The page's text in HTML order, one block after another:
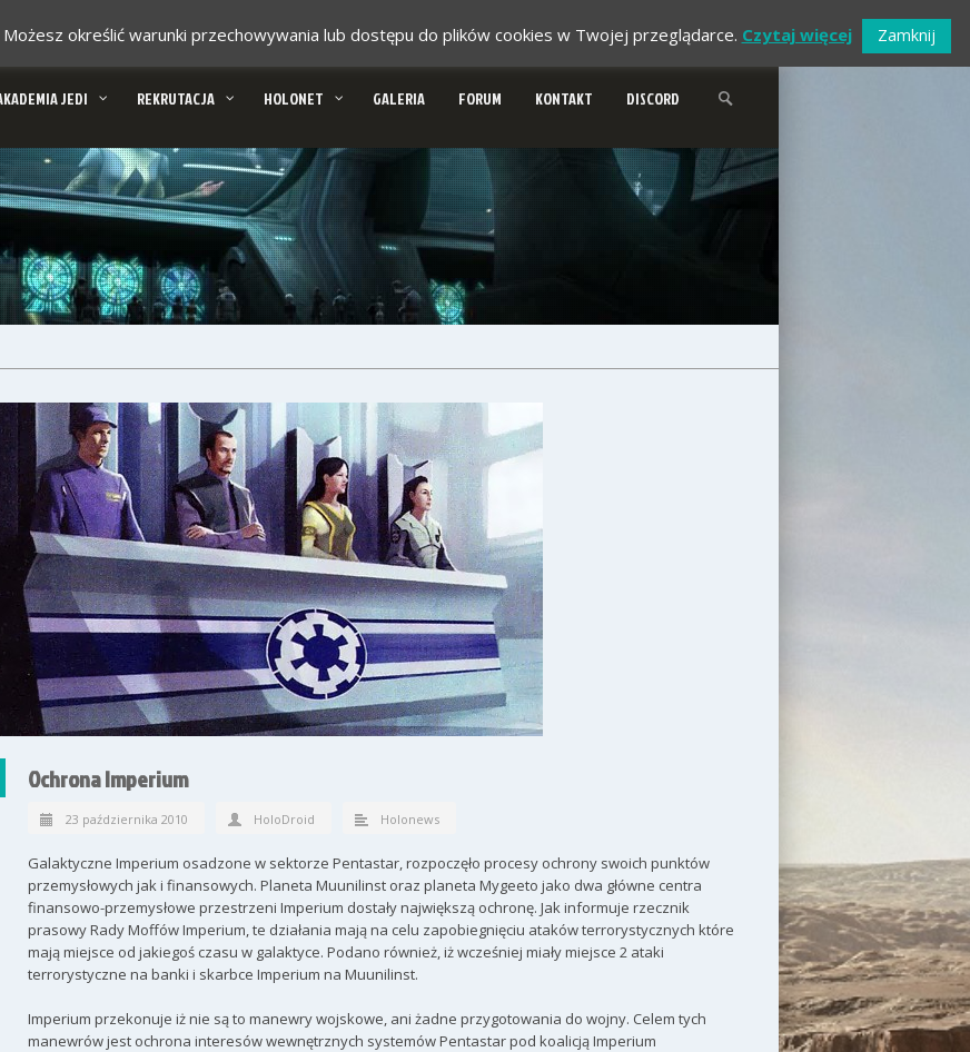
JEDI REKRUTACJA HOLONET GALERIA FORUM KONTAKT DISCORD
Ochrona Imperium
23 października 2010 HoloDroid Holonews
Galaktyczne Imperium osadzone w sektorze Pentastar, rozpoczęło procesy ochrony swoich punktów
przemysłowych jak i finansowych. Planeta Muunilinst oraz planeta Mygeeto jako dwa główne centra
finansowo-przemysłowe przestrzeni Imperium dostały największą ochronę. Jak informuje rzecznik
prasowy Rady Moffów Imperium, te działania mają na celu zapobiegnięciu ataków terrorystycznych które
mają miejsce od jakiegoś czasu w galaktyce. Podano również, iż wcześniej miały miejsce 2 ataki
terrorystyczne na banki i skarbce Imperium na Muunilinst.
Imperium przekonuje iż nie są to manewry wojskowe, ani żadne przygotowania do wojny. Celem tych
manewrów jest ochrona interesów wewnętrznych systemów Pentastar pod koalicją Imperium
określić warunki przechowywania lub dostępu do plików cookies w Twojej przeglądarce. Czytaj więcej Zamknij